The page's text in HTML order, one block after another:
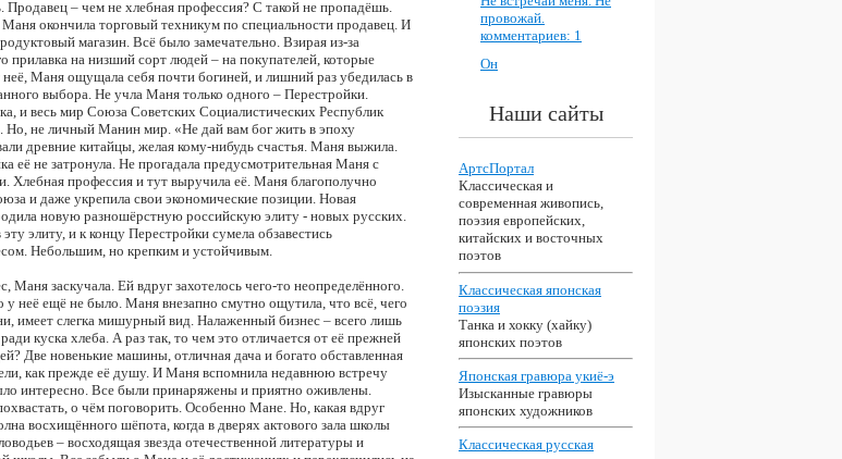
Продавец – чем не хлебная профессия? С такой не пропадёшь.
окончила торговый техникум по специальности продавец. И
магазин. Всё было замечательно. Взирая из-за
прилавка на низший сорт людей – на покупателей, которые
Маня ощущала себя почти богиней, и лишний раз убедилась в
выбора. Не учла Маня только одного – Перестройки.
и весь мир Союза Советских Социалистических Республик
Но, не личный Манин мир. «Не дай вам бог жить в эпоху
древние китайцы, желая кому-нибудь счастья. Маня выжила.
её не затронула. Не прогадала предусмотрительная Маня с
Хлебная профессия и тут выручила её. Маня благополучно
и даже укрепила свои экономические позиции. Новая
новую разношёрстную российскую элиту - новых русских.
элиту, и к концу Перестройки сумела обзавестись
Небольшим, но крепким и устойчивым.
Маня заскучала. Ей вдруг захотелось чего-то неопределённого.
у неё ещё не было. Маня внезапно смутно ощутила, что всё, чего
имеет слегка мишурный вид. Налаженный бизнес – всего лишь
куска хлеба. А раз так, то чем это отличается от её прежней
Две новенькие машины, отличная дача и богато обставленная
как прежде её душу. И Маня вспомнила недавнюю встречу
интересно. Все были принаряжены и приятно оживлены.
о чём поговорить. Особенно Мане. Но, какая вдруг
восхищённого шёпота, когда в дверях актового зала школы
– восходящая звезда отечественной литературы и
провожай.
комментариев: 1
Он
Наши сайты
АртсПортал
Классическая и
современная живопись,
поэзия европейских,
китайских и восточных
поэтов
Классическая японская
поэзия
Танка и хокку (хайку)
японских поэтов
Японская гравюра укиё-э
Изысканные гравюры
японских художников
Классическая русская